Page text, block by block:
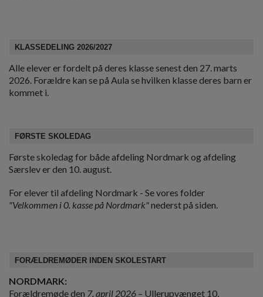
KLASSEDELING 2026/2027
Alle elever er fordelt på deres klasse senest den 27. marts
2026. Forældre kan se på Aula se hvilken klasse deres barn er
kommet i.
FØRSTE SKOLEDAG
Første skoledag for både afdeling Nordmark og afdeling
Særslev er den 10. august.
For elever til afdeling Nordmark - Se vores folder
"Velkommen i 0. kasse på Nordmark"nederst på siden.
FORÆLDREMØDER INDEN SKOLESTART
NORDMARK:
Forældremøde den 7. april 2026 – Ullerupvænget 10,